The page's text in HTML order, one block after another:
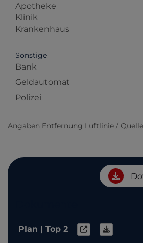
Apotheke
Klinik
Krankenhaus
Sonstige
Bank
Geldautomat
Polizei
Angaben Entfernung Luftlinie /
Plan | Top 2